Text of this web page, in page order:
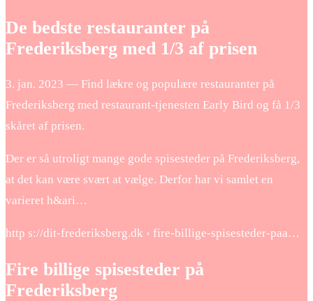
De bedste restauranter på
Frederiksberg med 1/3 af prisen
3. jan. 2023 — Find lækre og populære restauranter på
Frederiksberg med restaurant-tjenesten Early Bird og få 1/3
skåret af prisen.
Der er så utroligt mange gode spisesteder på Frederiksberg,
at det kan være svært at vælge. Derfor har vi samlet en
varieret h&ari…
http s://dit-frederiksberg.dk › fire-billige-spisesteder-paa…
Fire billige spisesteder på
Frederiksberg